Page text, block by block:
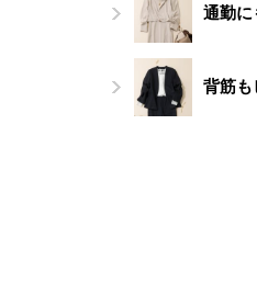
通勤に
背筋も